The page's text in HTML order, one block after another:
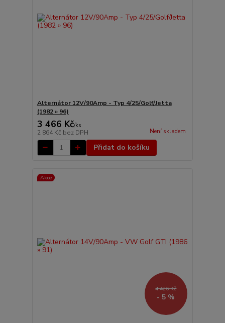
Alternátor 12V/90Amp - Typ 4/25/Golf/Jetta
(1982 » 96)
3 466 Kč/ks
2 864 Kč bez DPH Není skladem
Přidat do košíku
Akce
4 426 Kč
- 5 %